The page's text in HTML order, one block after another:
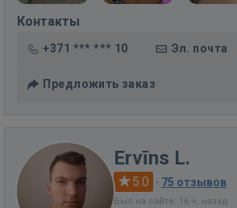
Контакты
+371 *** *** 10 Эл. почта
Предложить заказ
Ervīns L.
5.0 · 75 отзывов
Был на сайте: 16 ч. назад